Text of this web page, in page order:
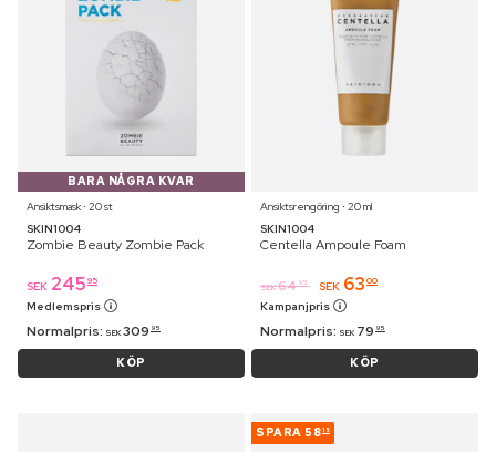
BARA NÅGRA KVAR
Ansiktsmask ⋅ 20 st
SKIN1004
Zombie Beauty Zombie Pack
SEK 245 95
Medlemspris
Normalpris: SEK 309 95
KÖP
Ansiktsrengöring ⋅ 20 ml
SKIN1004
Centella Ampoule Foam
SEK 64 95 SEK 63 00
Kampanjpris
Normalpris: SEK 79 95
KÖP
SPARA 5815